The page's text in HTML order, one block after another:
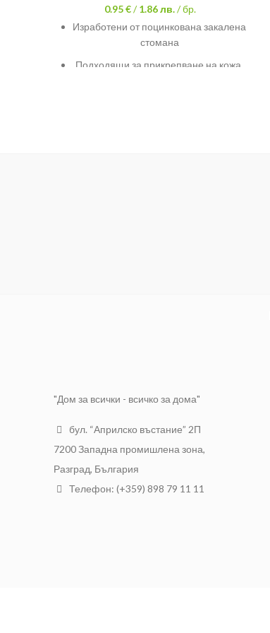
0.95 €/1.86лв. / бр.
Изработени от поцинкована закалена
стомана
Подходящи за прикрепване на кожа,
"Дом за всички - всичко за дома"
бул. “Априлско въстание” 2П
7200 Западна промишлена зона,
Разград, България
Телефон: (+359) 898 79 11 11